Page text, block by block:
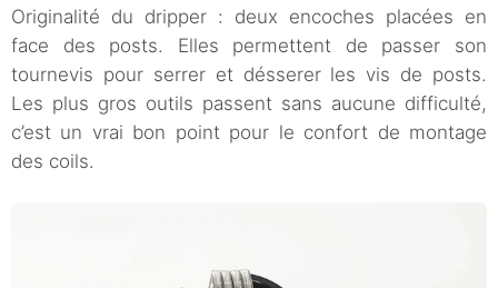
Originalité du dripper : deux encoches placées en
face des posts. Elles permettent de passer son
tournevis pour serrer et désserer les vis de posts.
Les plus gros outils passent sans aucune difficulté,
c’est un vrai bon point pour le confort de montage
des coils.